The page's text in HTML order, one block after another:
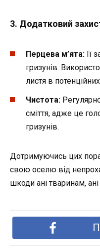
3. Додатковий
Перцева м’ята: Її
гризунів.
листя в
Чистота:
сміття, адже це
гризунів.
Дотримуючись цих
свою оселю від
шкоди ані тваринам,